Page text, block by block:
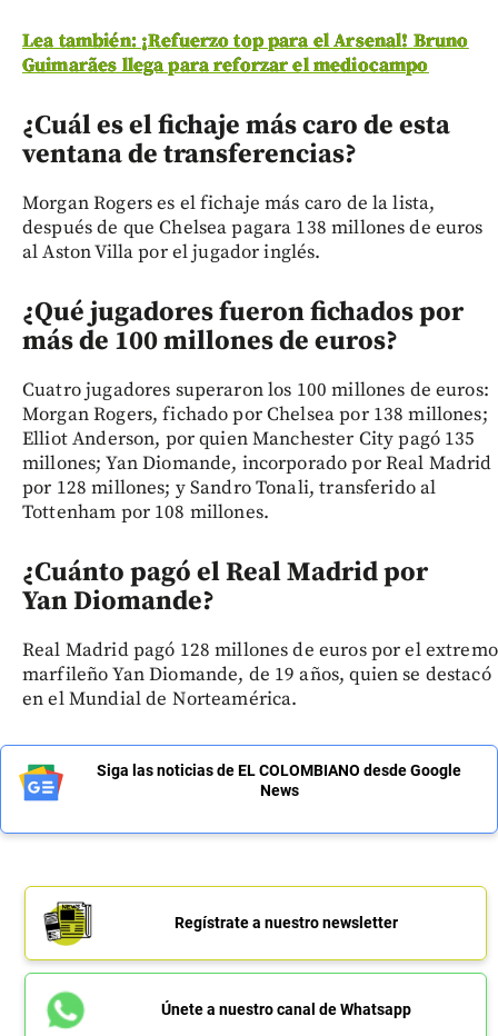
Lea también: ¡Refuerzo top para el Arsenal! Bruno
Guimarães llega para reforzar el mediocampo
¿Cuál es el fichaje más caro de esta
ventana de transferencias?
Morgan Rogers es el fichaje más caro de la lista,
después de que Chelsea pagara 138 millones de euros
al Aston Villa por el jugador inglés.
¿Qué jugadores fueron fichados por
más de 100 millones de euros?
Cuatro jugadores superaron los 100 millones de euros:
Morgan Rogers, fichado por Chelsea por 138 millones;
Elliot Anderson, por quien Manchester City pagó 135
millones; Yan Diomande, incorporado por Real Madrid
por 128 millones; y Sandro Tonali, transferido al
Tottenham por 108 millones.
¿Cuánto pagó el Real Madrid por
Yan Diomande?
Real Madrid pagó 128 millones de euros por el extremo
marfileño Yan Diomande, de 19 años, quien se destacó
en el Mundial de Norteamérica.
Siga las noticias de EL COLOMBIANO desde Google
News
Regístrate a nuestro newsletter
Únete a nuestro canal de Whatsapp